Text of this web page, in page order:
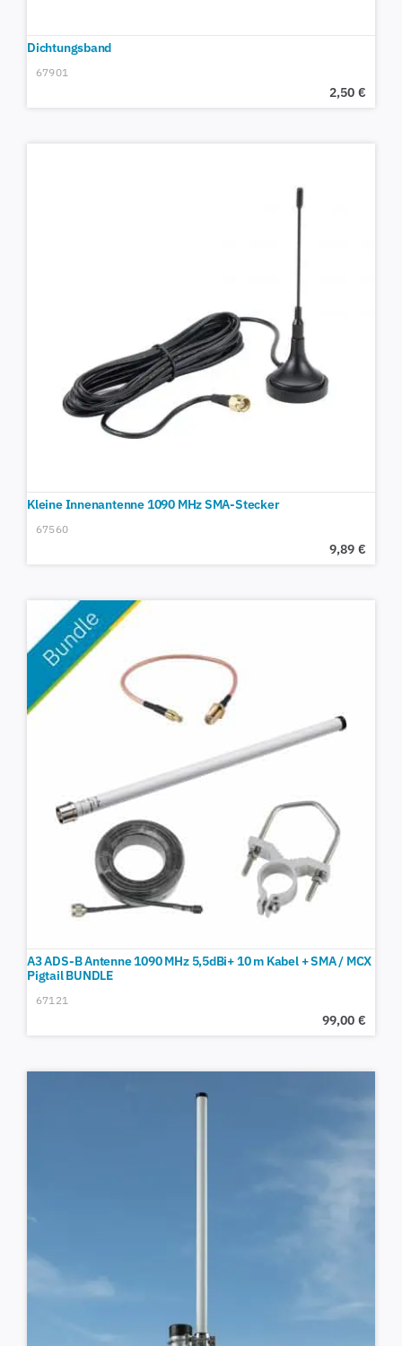
Dichtungsband
67901
2,50 €
Kleine Innenantenne 1090 MHz SMA-Stecker
67560
9,89 €
A3 ADS-B Antenne 1090 MHz 5,5dBi+ 10 m Kabel + SMA / MCX
Pigtail BUNDLE
67121
99,00 €